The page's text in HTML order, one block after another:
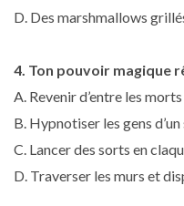
D. Des marshmallows
4. Ton pouvoir magique
A. Revenir d’entre les
B. Hypnotiser les gens
C. Lancer des sorts en
D. Traverser les murs et